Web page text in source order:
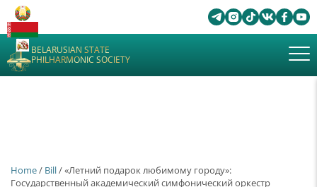
BELARUSIAN STATE
PHILHARMONIC SOCIETY
Home/ Bill/ «Летний подарок любимому городу»:
Государственный академический симфонический оркестр